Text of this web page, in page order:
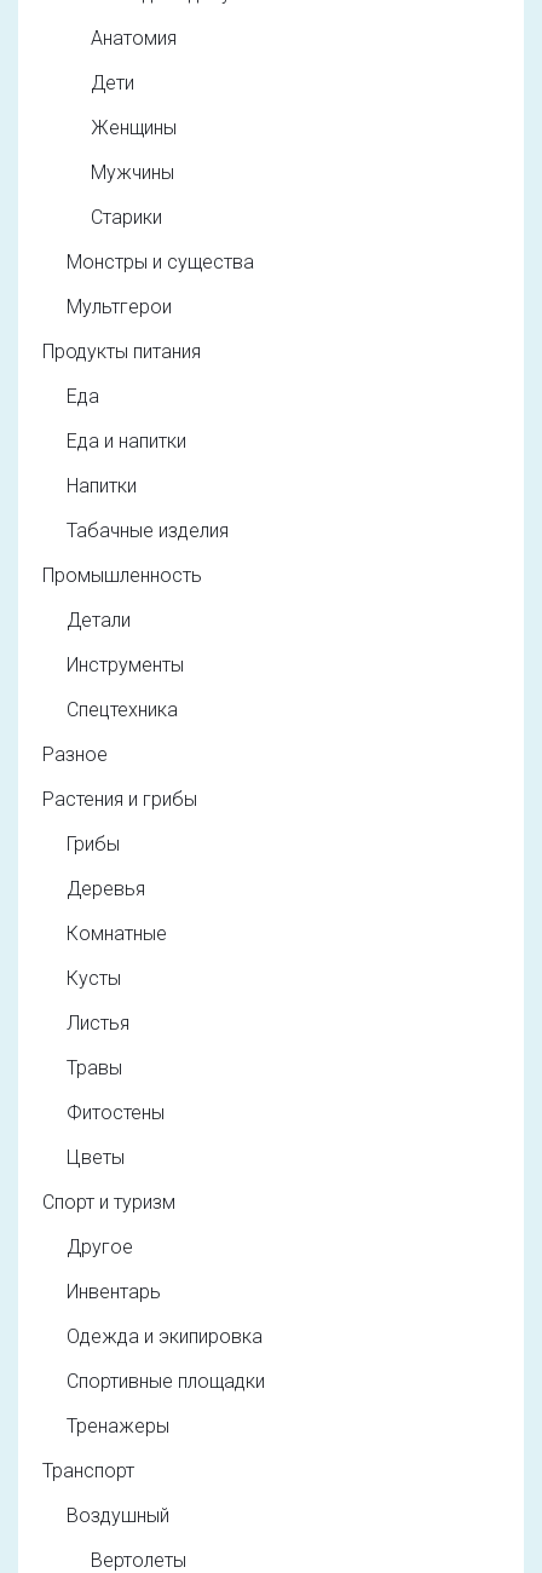
Анатомия
Дети
Женщины
Мужчины
Старики
Монстры и существа
Мультгерои
Продукты питания
Еда
Еда и напитки
Напитки
Табачные изделия
Промышленность
Детали
Инструменты
Спецтехника
Разное
Растения и грибы
Грибы
Деревья
Комнатные
Кусты
Листья
Травы
Фитостены
Цветы
Спорт и туризм
Другое
Инвентарь
Одежда и экипировка
Спортивные площадки
Тренажеры
Транспорт
Воздушный
Вертолеты